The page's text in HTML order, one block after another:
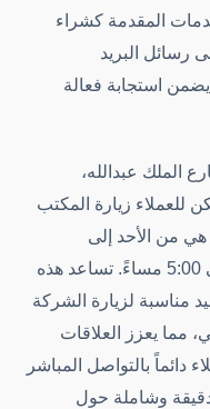
المقدمة كشراء
رسائل البريد
24 ساعة، مما يضمن استجابة فعالة
الملك عبدالله،
للعملاء زيارة المكتب
من الأحد إلى
الخميس من الساعة 8:00 صباحاً حتى 5:00 مساءً. تساعد هذه
مناسبة لزيارة الشركة
يعزز العلاقات
دائماً بالتواصل المباشر
وشاملة حول